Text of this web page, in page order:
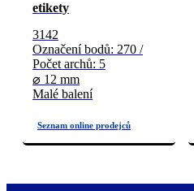
etikety
3142
Označení bodů: 270 /
Počet archů: 5
⌀ 12 mm
Malé balení